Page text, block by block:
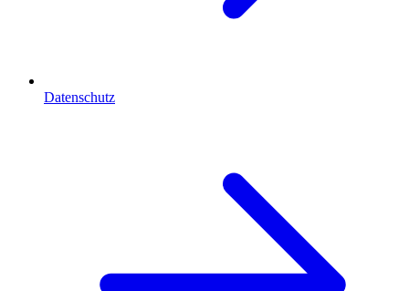
Datenschutz